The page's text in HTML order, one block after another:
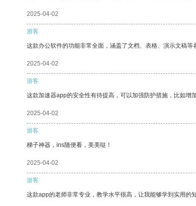
2025-04-02
游客
这款办公软件的功能非常全面，涵盖了文档、表格、演示文稿
2025-04-02
游客
这款加速器app的安全性有待提高，可以加强防护措施，比如增
2025-04-02
游客
梯子神器，ins随便看，美美哒！
2025-04-02
游客
这款app的老师非常专业，教学水平很高，让我能够学到实用的知